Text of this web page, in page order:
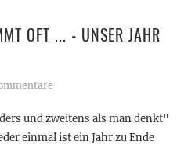
OFT ... - UNSER JAHR
und zweitens als man denkt"
einmal ist ein Jahr zu Ende